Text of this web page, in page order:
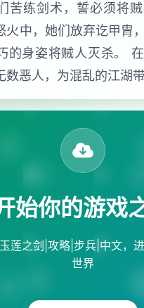
苦练剑术，誓必须将贼
火中，她们放弃讫甲胄
的身姿将贼人灭杀。
数恶人，为混乱的江湖带
始你的游戏
莲之剑|攻略|步兵|中文，
世界